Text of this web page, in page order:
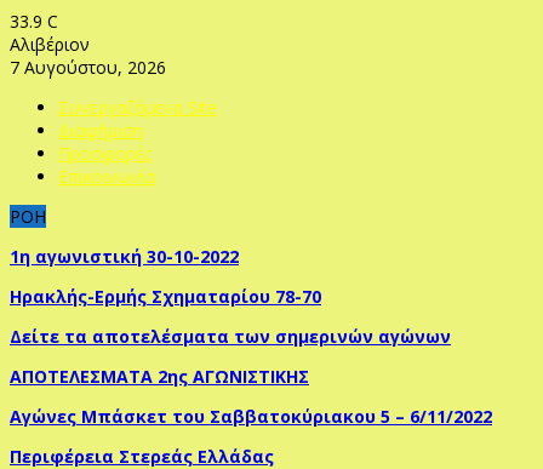
33.9 C
Αλιβέριον
7 Αυγούστου, 2026
Συνεργαζόμενα Site
Διαφήμιση
Προσφορές
Επικοινωνία
ΡΟΗ
1η αγωνιστική 30-10-2022
Ηρακλής-Ερμής Σχηματαρίου 78-70
Δείτε τα αποτελέσματα των σημερινών αγώνων
ΑΠΟΤΕΛΕΣΜΑΤΑ 2ης ΑΓΩΝΙΣΤΙΚΗΣ
Αγώνες Μπάσκετ του Σαββατοκύριακου 5 – 6/11/2022
Περιφέρεια Στερεάς Ελλάδας